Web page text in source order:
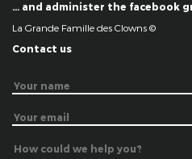
… and administer the facebook
La Grande Famille des Clowns ©
Contact us